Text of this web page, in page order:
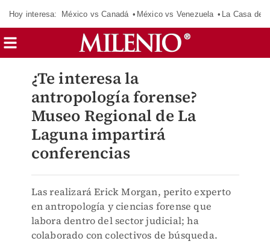
Hoy interesa: México vs Canadá México vs Venezuela La Casa de
¿Te interesa la
antropología forense?
Museo Regional de La
Laguna impartirá
conferencias
Las realizará Erick Morgan, perito experto
en antropología y ciencias forense que
labora dentro del sector judicial; ha
colaborado con colectivos de búsqueda.